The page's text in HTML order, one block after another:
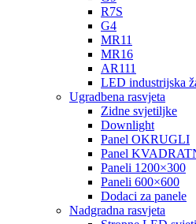
R7S
G4
MR11
MR16
AR111
LED industrijska
Ugradbena rasvjeta
Zidne svjetiljke
Downlight
Panel OKRUGLI
Panel
Paneli 1200×300
Paneli 600×600
Dodaci za panele
Nadgradna rasvjeta